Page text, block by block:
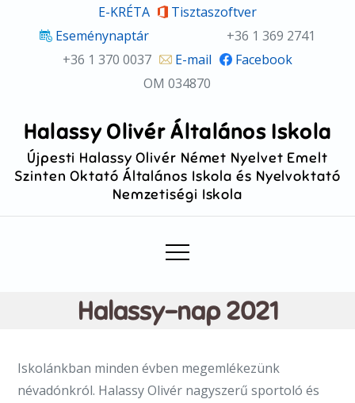
E-KRÉTA
Tisztaszoftver
Eseménynaptár
+36 1 369 2741
+36 1 370 0037
E-mail
Facebook
OM 034870
Halassy Olivér Általános Iskola
Újpesti Halassy Olivér Német Nyelvet Emelt
Szinten Oktató Általános Iskola és Nyelvoktató
Nemzetiségi Iskola
Halassy-nap 2021
Iskolánkban minden évben megemlékezünk
névadónkról. Halassy Olivér nagyszerű sportoló és